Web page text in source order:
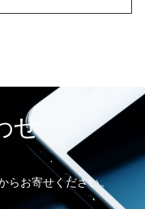
せ
らお寄せください。